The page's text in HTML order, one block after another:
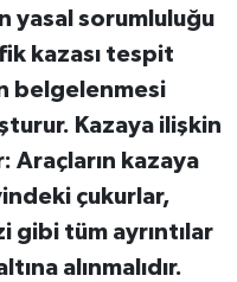
yasal sorumluluğu
kazası tespit
belgelenmesi
Kazaya ilişkin
Araçların kazaya
çukurlar,
gibi tüm ayrıntılar
alınmalıdır.